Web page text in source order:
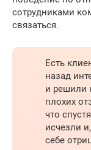
сотрудниками
связаться.
Есть
назад
и решили
плохих
что
исчезли
себе